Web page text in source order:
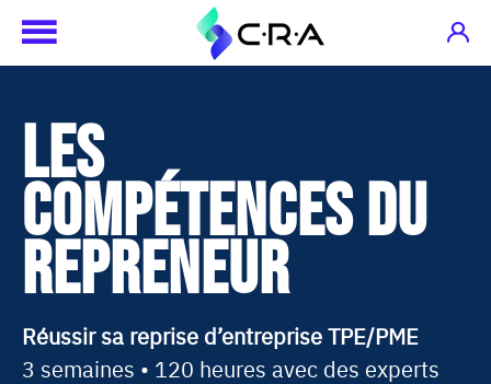
Les
compétences du
Repreneur
Réussir sa reprise d’entreprise TPE/PME
3 semaines • 120 heures avec des experts